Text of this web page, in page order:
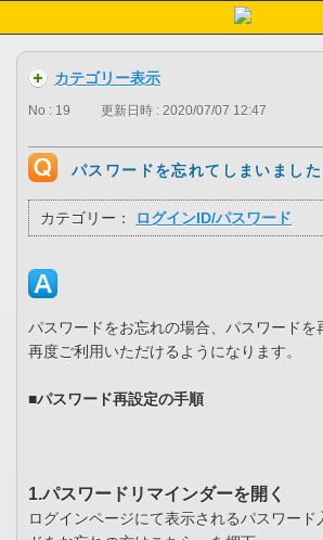
カテゴリー表示
No : 19 更新日時 : 2020/07/07 12:47
パスワードを忘れてしまいました
カテゴリー： ログインID/パスワード
パスワードをお忘れの場合、パスワードを
再度ご利用いただけるようになります。
■パスワード再設定の手順
1.パスワードリマインダーを開く
ログインページにて表示されるパスワード